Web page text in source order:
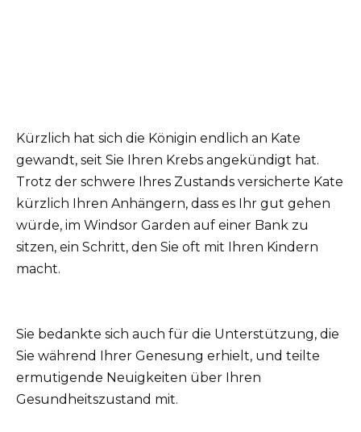
Kürzlich hat sich die Königin endlich an Kate
gewandt, seit Sie Ihren Krebs angekündigt hat.
Trotz der schwere Ihres Zustands versicherte Kate
kürzlich Ihren Anhängern, dass es Ihr gut gehen
würde, im Windsor Garden auf einer Bank zu
sitzen, ein Schritt, den Sie oft mit Ihren Kindern
macht.
Sie bedankte sich auch für die Unterstützung, die
Sie während Ihrer Genesung erhielt, und teilte
ermutigende Neuigkeiten über Ihren
Gesundheitszustand mit.